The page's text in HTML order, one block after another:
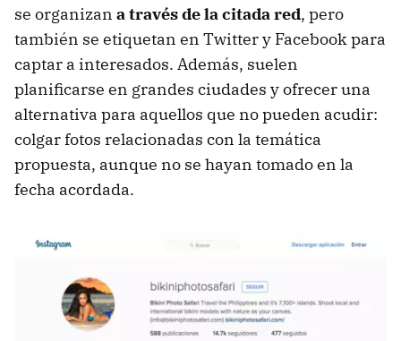
se organizan a través de la citada red, pero
también se etiquetan en Twitter y Facebook para
captar a interesados. Además, suelen
planificarse en grandes ciudades y ofrecer una
alternativa para aquellos que no pueden acudir:
colgar fotos relacionadas con la temática
propuesta, aunque no se hayan tomado en la
fecha acordada.